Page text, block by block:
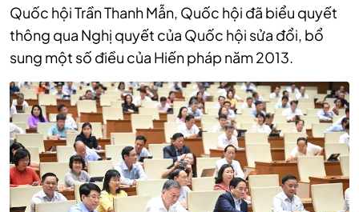
Quốc hội Trần Thanh Mẫn, Quốc hội đã biểu quyết
thông qua Nghị quyết của Quốc hội sửa đổi, bổ
sung một số điều của Hiến pháp năm 2013.